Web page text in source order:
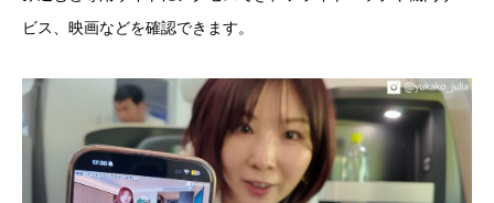
ビス、映画などを確認できます。